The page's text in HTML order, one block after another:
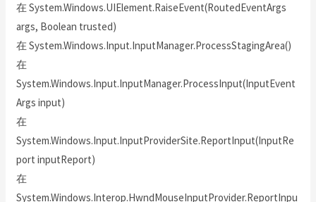
在 System.Windows.UIElement.RaiseEvent(RoutedEventArgs
args, Boolean trusted)
在 System.Windows.Input.InputManager.ProcessStagingArea()
在
System.Windows.Input.InputManager.ProcessInput(InputEvent
Args input)
在
System.Windows.Input.InputProviderSite.ReportInput(InputRe
port inputReport)
在
System.Windows.Interop.HwndMouseInputProvider.ReportInpu